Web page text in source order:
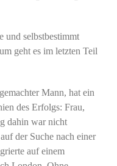
und selbstbestimmt
geht es im letzten Teil
Mann, hat ein
des Erfolgs: Frau,
dahin war nicht
der Suche nach einer
auf einem